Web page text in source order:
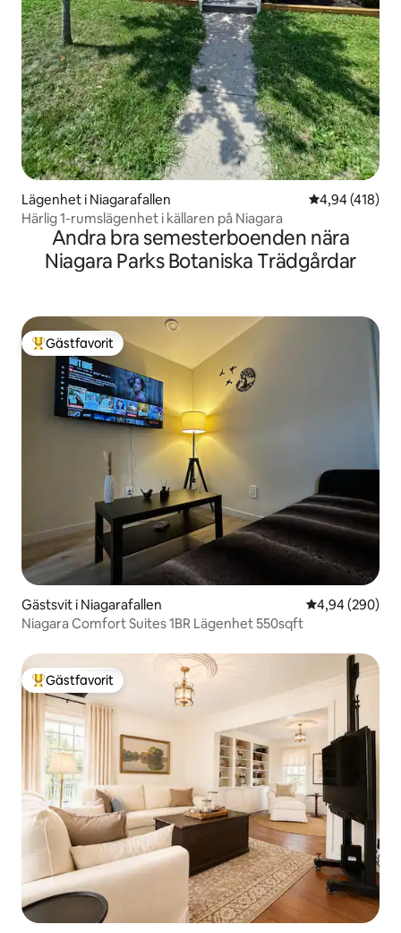
Lägenhet i Niagarafallen 4,94 av 5 i
4,94 (418)
Härlig 1-rumslägenhet i källaren på Niagara
Andra bra semesterboenden nära
Niagara Parks Botaniska Trädgårdar
Populär gästfavorit
Gästfavorit
Gästsvit i Niagarafallen 4,94 av 5 i
4,94 (290)
Niagara Comfort Suites 1BR Lägenhet 550sqft
Populär gästfavorit
Gästfavorit